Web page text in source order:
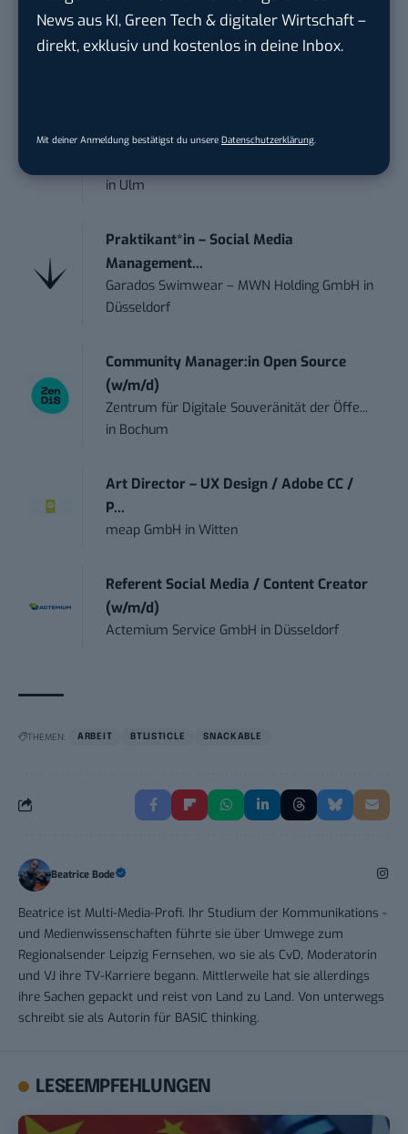
News aus KI, Green Tech & digitaler Wirtschaft –
direkt, exklusiv und kostenlos in deine Inbox.
Mit deiner Anmeldung bestätigst du unsere Datenschutzerklärung.
Manag...
FEINMETALL GmbHinHerrenberg bei
Inte...
in Ulm
Praktikant*in – Social Media
Management...
Garados Swimwear – MWN Holding GmbH in
Düsseldorf
Community Manager:in Open Source
(w/m/d)
Zentrum für Digitale Souveränität der Öffe...
in Bochum
Art Director – UX Design / Adobe CC /
P...
meap GmbH inWitten
Referent Social Media / Content Creator
(w/m/d)
Actemium Service GmbH in Düsseldorf
THEMEN: ARBEIT BTLISTICLE SNACKABLE
Beatrice Bode
Beatrice ist Multi-Media-Profi. Ihr Studium der Kommunikations -
und Medienwissenschaften führte sie über Umwege zum
Regionalsender Leipzig Fernsehen, wo sie als CvD, Moderatorin
und VJ ihre TV-Karriere begann. Mittlerweile hat sie allerdings
ihre Sachen gepackt und reist von Land zu Land. Von unterwegs
schreibt sie als Autorin für BASIC thinking.
LESEEMPFEHLUNGEN